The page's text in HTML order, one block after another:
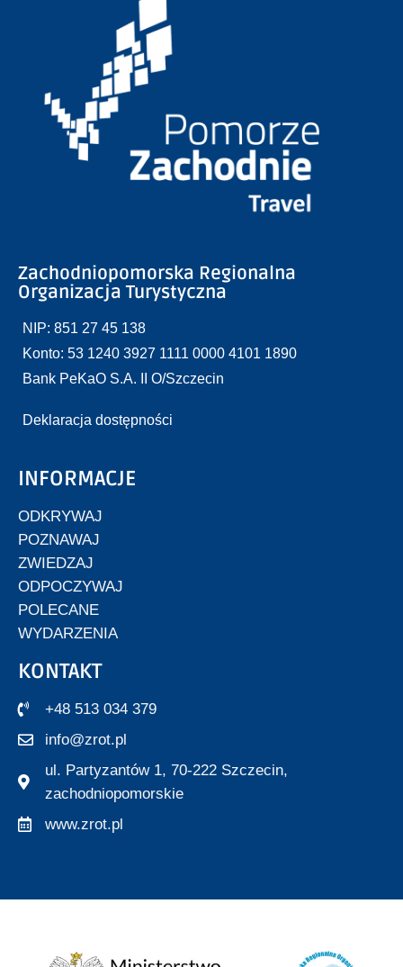
Zachodniopomorska Regionalna
Organizacja Turystyczna
NIP: 851 27 45 138
Konto: 53 1240 3927 1111 0000 4101 1890
Bank PeKaO S.A. II O/Szczecin
Deklaracja dostępności
INFORMACJE
ODKRYWAJ
POZNAWAJ
ZWIEDZAJ
ODPOCZYWAJ
POLECANE
WYDARZENIA
KONTAKT
+48 513 034 379
info@zrot.pl
ul. Partyzantów 1, 70-222 Szczecin,
zachodniopomorskie
www.zrot.pl